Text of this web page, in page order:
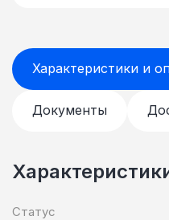
Характеристики и
Документы
Статус